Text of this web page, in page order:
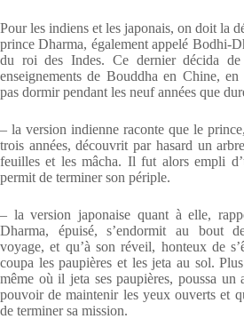
Pour les indiens et les japonais, on doit la
prince Dharma, également appelé Bodhi-
du roi des Indes. Ce dernier décida
enseignements de Bouddha en Chine,
pas dormir pendant les neuf années que
– la version indienne raconte que le
trois années, découvrit par hasard un
feuilles et les mâcha. Il fut alors empli
permit de terminer son périple.
– la version japonaise quant à elle,
Dharma, épuisé, s’endormit au bout
voyage, et qu’à son réveil, honteux de
coupa les paupières et les jeta au sol.
même où il jeta ses paupières, poussa un
pouvoir de maintenir les yeux ouverts et
de terminer sa mission.